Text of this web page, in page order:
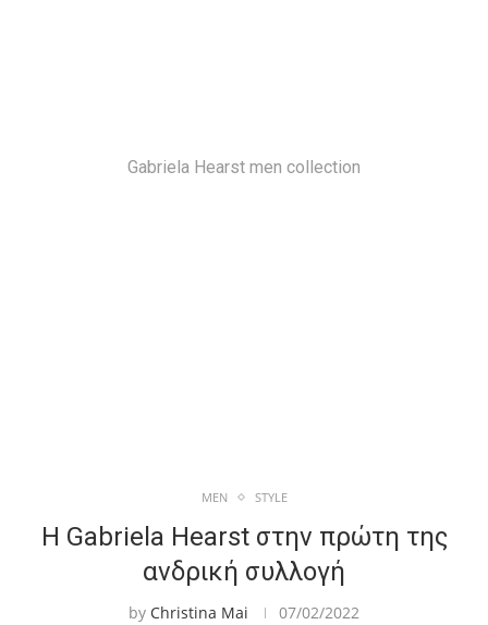
Gabriela Hearst men collection
MEN STYLE
Η Gabriela Hearst στην πρώτη της
ανδρική συλλογή
by Christina Mai 07/02/2022